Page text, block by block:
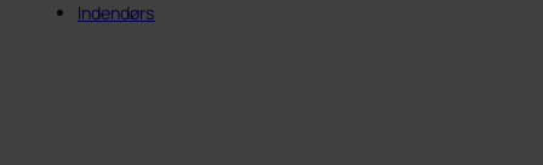
Indendørs